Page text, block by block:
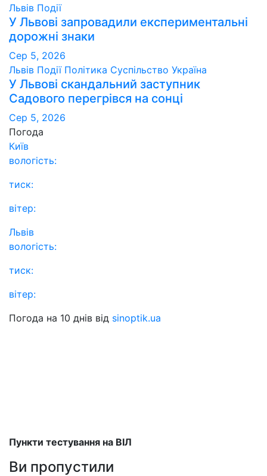
Львів Події
У Львові запровадили експериментальні
дорожні знаки
Сер 5, 2026
Львів Події Політика Суспільство Україна
У Львові скандальний заступник
Садового перегрівся на сонці
Сер 5, 2026
Погода
Київ
вологість:
тиск:
вітер:
Львів
вологість:
тиск:
вітер:
Погода на 10 днів від sinoptik.ua
Пункти тестування на ВІЛ
Ви пропустили